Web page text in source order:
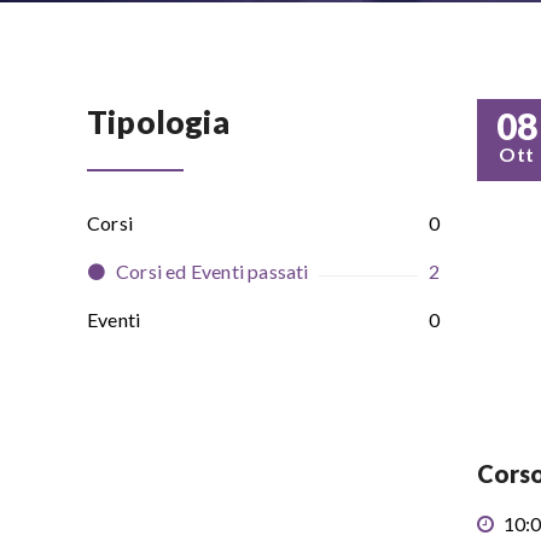
08
Ott
Tipologia
Corsi 0
Corsi ed Eventi passati 2
Eventi 0